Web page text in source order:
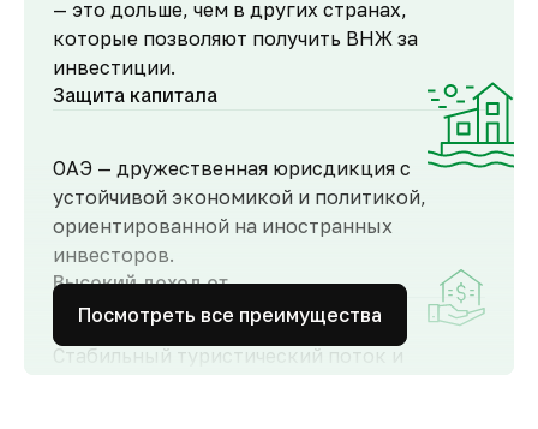
— это дольше, чем в других странах,
которые позволяют получить ВНЖ за
инвестиции.
Защита капитала
ОАЭ — дружественная юрисдикция с
устойчивой экономикой и политикой,
ориентированной на иностранных
инвесторов.
Высокий доход от
аренды
Стабильный туристический поток и
Посмотреть все преимущества